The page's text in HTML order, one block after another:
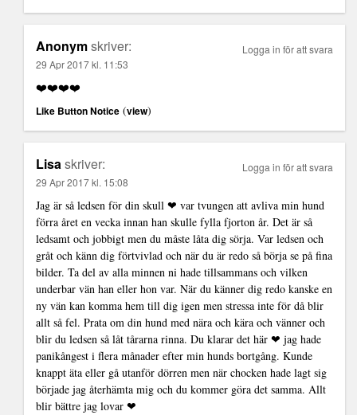
Anonymskriver:
29 Apr 2017 kl. 11:53
❤️❤️❤️❤️
Like Button Notice (view)
Logga in för att svara
Lisaskriver:
29 Apr 2017 kl. 15:08
Jag är så ledsen för din skull ❤ var tvungen att avliva min hund
förra året en vecka innan han skulle fylla fjorton år. Det är så
ledsamt och jobbigt men du måste låta dig sörja. Var ledsen och
gråt och känn dig förtvivlad och när du är redo så börja se på fina
bilder. Ta del av alla minnen ni hade tillsammans och vilken
underbar vän han eller hon var. När du känner dig redo kanske en
ny vän kan komma hem till dig igen men stressa inte för då blir
allt så fel. Prata om din hund med nära och kära och vänner och
blir du ledsen så låt tårarna rinna. Du klarar det här ❤ jag hade
panikångest i flera månader efter min hunds bortgång. Kunde
knappt äta eller gå utanför dörren men när chocken hade lagt sig
började jag återhämta mig och du kommer göra det samma. Allt
blir bättre jag lovar ❤
Logga in för att svara